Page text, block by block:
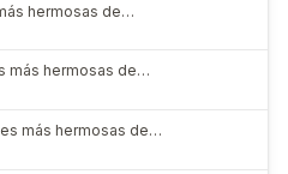
hermosas de…
más hermosas de…
más hermosas de…